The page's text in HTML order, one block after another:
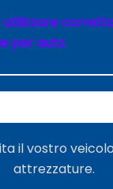
utilizzare
per auto
il vostro
attrezzature.